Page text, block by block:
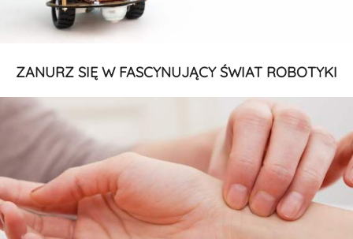
ZANURZ SIĘ W FASCYNUJĄCY ŚWIAT ROBOTYKI